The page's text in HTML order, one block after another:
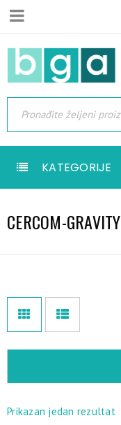
KATEGORIJE
CERCOM-GRAVITY
Prikazan jedan rezultat